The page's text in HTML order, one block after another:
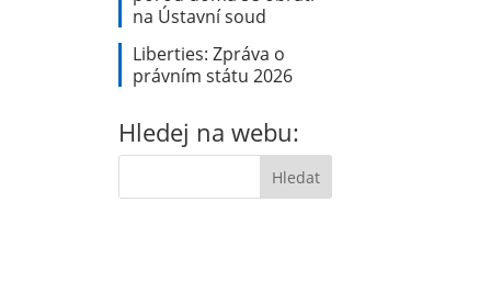
na Ústavní soud
Liberties: Zpráva o
právním státu 2026
Hledej na webu: